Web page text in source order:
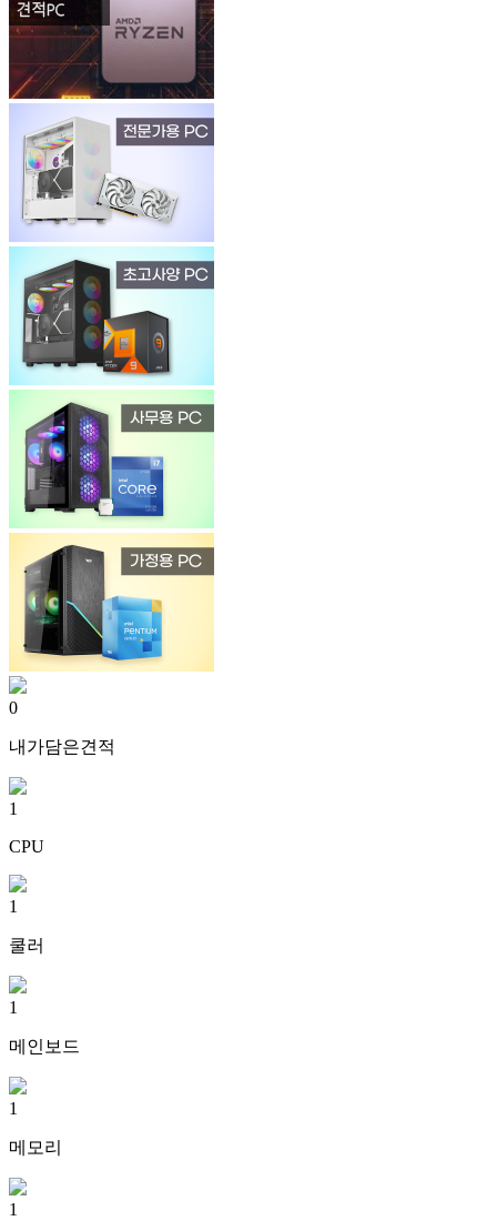
0
내가담은견적
1
CPU
1
쿨러
1
메인보드
1
메모리
1